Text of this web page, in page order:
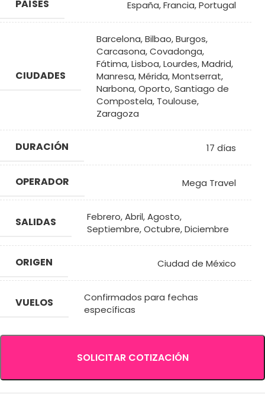
PAÍSES España,Francia,Portugal
CIUDADES
Barcelona,Bilbao,Burgos,
Carcasona,Covadonga,
Fátima,Lisboa,Lourdes,Madrid,
Manresa,Mérida,Montserrat,
Narbona,Oporto,Santiago de
Compostela, Toulouse,
Zaragoza
DURACIÓN 17 días
OPERADOR Mega Travel
SALIDAS Febrero,Abril,Agosto,
Septiembre,Octubre,Diciembre
ORIGEN Ciudad de México
VUELOS
Confirmados para fechas
específicas
SOLICITAR COTIZACIÓN